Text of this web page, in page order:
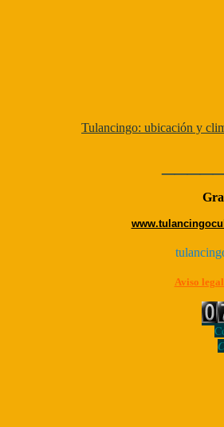
Tulancingo: ubicación y
Aviso